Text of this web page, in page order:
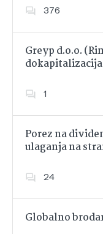
376
Greyp d.o.o.
dokapitalizacija
1
Porez na
ulaganja na
24
Globalno